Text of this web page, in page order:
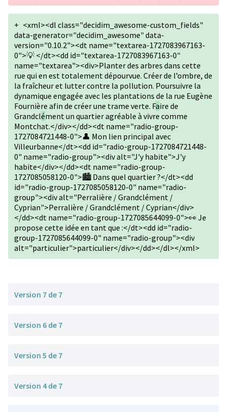
+ <xml><dl class="decidim_awesome-custom_fields"
data-generator="decidim_awesome" data-
version="0.10.2"><dt name="textarea-1727083967163-
0">💡 </dt><dd id="textarea-1727083967163-0"
name="textarea"><div>Planter des arbres dans cette
rue qui en est totalement dépourvue. Créer de l’ombre, de
la fraîcheur et lutter contre la pollution. Poursuivre la
dynamique engagée avec les plantations de la rue Eugène
Fournière afin de créer une trame verte. Faire de
Grandclément un quartier agréable à vivre comme
Montchat.</div></dd><dt name="radio-group-
1727084721448-0">👤 Mon lien principal avec
Villeurbanne</dt><dd id="radio-group-1727084721448-
0" name="radio-group"><div alt="J'y habite">J'y
habite</div></dd><dt name="radio-group-
1727085058120-0">🏙️ Dans quel quartier ?</dt><dd
id="radio-group-1727085058120-0" name="radio-
group"><div alt="Perralière / Grandclément /
Cyprian">Perralière / Grandclément / Cyprian</div>
</dd><dt name="radio-group-1727085644099-0">👀 Je
propose cette idée en tant que :</dt><dd id="radio-
group-1727085644099-0" name="radio-group"><div
alt="particulier">particulier</div></dd></dl></xml>
Version 7 de 7
Version 6 de 7
Version 5 de 7
Version 4 de 7